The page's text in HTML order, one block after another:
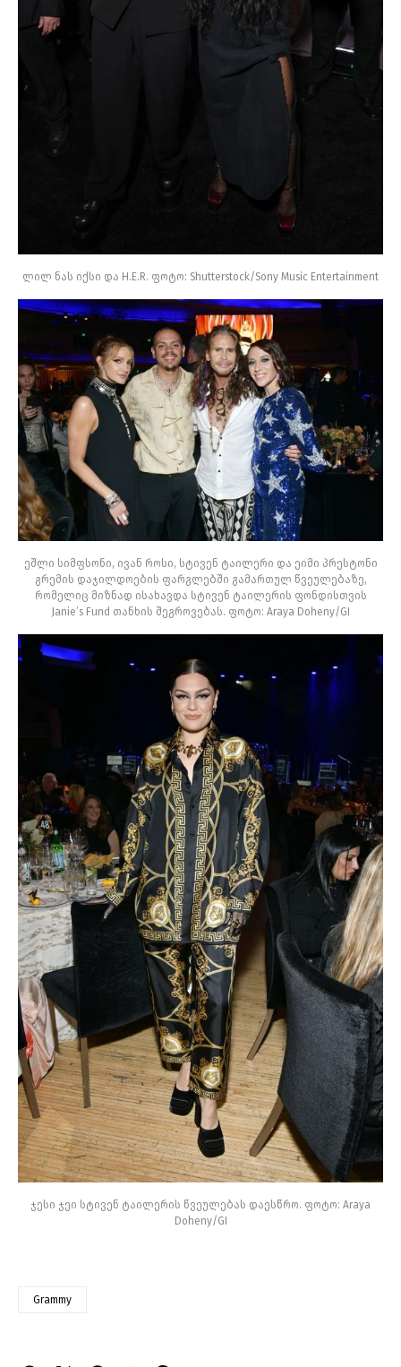
ლილ ნას იქსი და H.E.R. ფოტო: Shutterstock/Sony Music Entertainment
ეშლი სიმფსონი, ივან როსი, სტივენ ტაილერი და ეიმი პრესტონი
გრემის დაჯილდოების ფარგლებში გამართულ წვეულებაზე,
რომელიც მიზნად ისახავდა სტივენ ტაილერის ფონდისთვის
Janie’s Fund თანხის შეგროვებას. ფოტო: Araya Doheny/GI
ჯესი ჯეი სტივენ ტაილერის წვეულებას დაესწრო. ფოტო: Araya
Doheny/GI
Grammy